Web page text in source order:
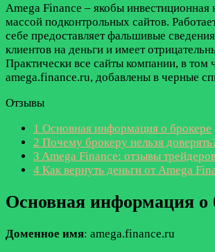
Amega Finance – якобы инвестиционная
массой подконтрольных сайтов.
себе предоставляет фальшивые
клиентов на деньги и имеет
Практически все сайты компании, в том
amega.finance.ru, добавлены в черные
Отзывы
1 Основная информация о брокере
2 Почему брокеру нельзя
3 Amega Finance: отзывы
4 Как вернуть деньги от Amega
Основная информация о
Доменное имя: amega.finance.ru